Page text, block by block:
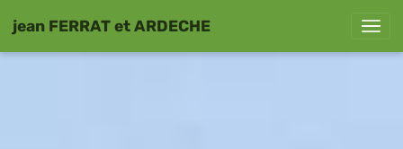
jean FERRAT et ARDECHE